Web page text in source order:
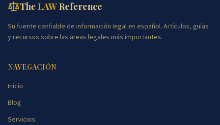
The LAWReference
Su fuente confiable de información legal en español. Artículos, guías
y recursos sobre las áreas legales más importantes.
NAVEGACIÓN
Inicio
Blog
Servicios